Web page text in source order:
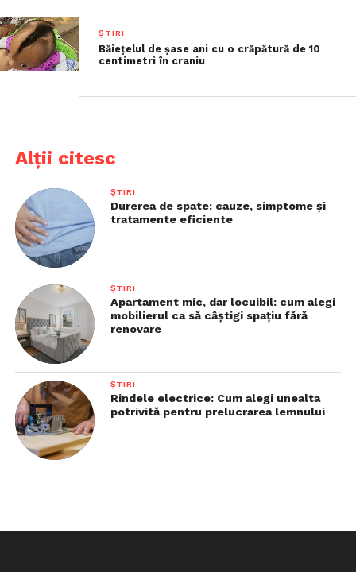
ȘTIRI
Băiețelul de șase ani cu o crăpătură de 10
centimetri în craniu
Alții citesc
ȘTIRI
Durerea de spate: cauze, simptome și
tratamente eficiente
ȘTIRI
Apartament mic, dar locuibil: cum alegi
mobilierul ca să câștigi spațiu fără
renovare
ȘTIRI
Rindele electrice: Cum alegi unealta
potrivită pentru prelucrarea lemnului